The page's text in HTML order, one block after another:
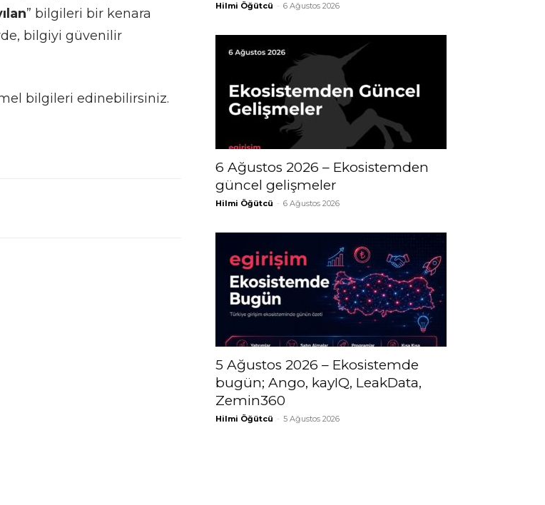
” bilgileri bir kenara
bilgiyi güvenilir
bilgileri edinebilirsiniz.
Hilmi Öğütcü - 6 Ağustos 2026
6 Ağustos 2026 – Ekosistemden
güncel gelişmeler
Hilmi Öğütcü - 6 Ağustos 2026
5 Ağustos 2026 – Ekosistemde
bugün; Ango, kayIQ, LeakData,
Zemin360
Hilmi Öğütcü - 5 Ağustos 2026